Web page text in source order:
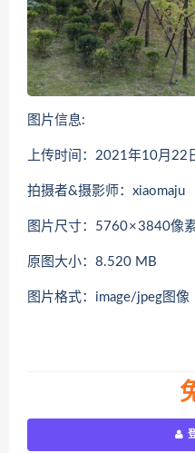
图片信息:
上传时间：2021年10月22
拍摄者&摄影师：xiaomaju
图片尺寸：5760 × 3840像
原图大小：8.520 MB
图片格式：image/jpeg图像